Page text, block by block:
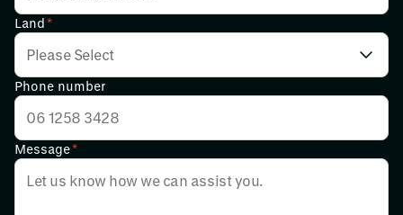
Land*
Phone number
Message*